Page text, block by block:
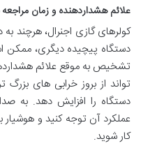
علائم هشداردهنده و زمان مراجعه
کولرهای گازی اجنرال، هرچند
دستگاه پیچیده دیگری،
تشخیص به موقع علائم
تواند از بروز خرابی های
دستگاه را افزایش دهد. به
عملکرد آن توجه کنید و
کار شوید.